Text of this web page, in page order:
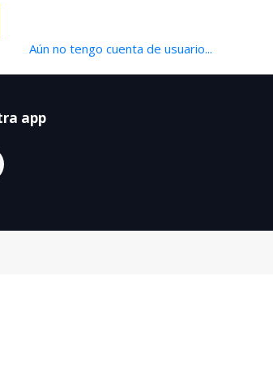
Aún no tengo cuenta de usuario...
app